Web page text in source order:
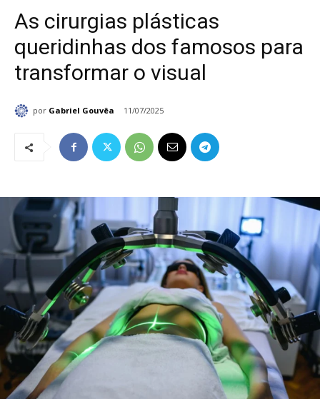
As cirurgias plásticas
queridinhas dos famosos para
transformar o visual
por Gabriel Gouvêa 11/07/2025